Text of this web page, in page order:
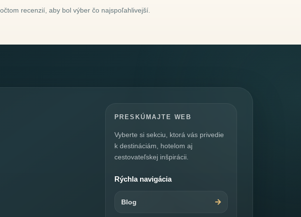
recenzií, aby bol výber čo najspoľahlivejší.
PRESKÚMAJTE WEB
Vyberte si sekciu, ktorá vás privedie
k destináciám, hotelom aj
cestovateľskej inšpirácii.
Rýchla navigácia
Blog